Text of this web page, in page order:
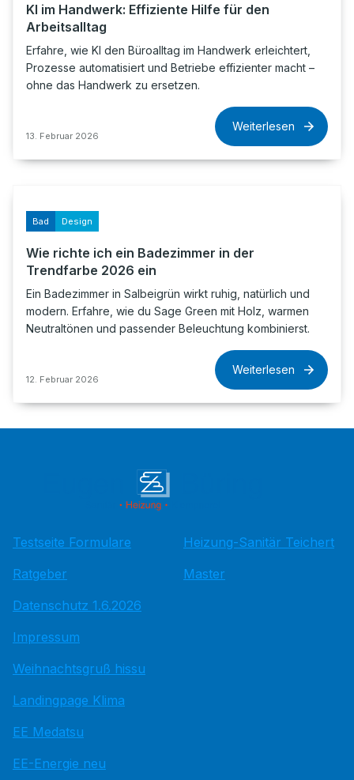
KI im Handwerk: Effiziente Hilfe für den
Arbeitsalltag
Erfahre, wie KI den Büroalltag im Handwerk erleichtert,
Prozesse automatisiert und Betriebe effizienter macht –
ohne das Handwerk zu ersetzen.
13. Februar 2026
Weiterlesen
Bad Design
Wie richte ich ein Badezimmer in der
Trendfarbe 2026 ein
Ein Badezimmer in Salbeigrün wirkt ruhig, natürlich und
modern. Erfahre, wie du Sage Green mit Holz, warmen
Neutraltönen und passender Beleuchtung kombinierst.
12. Februar 2026
Weiterlesen
Testseite Formulare
Ratgeber
Datenschutz 1.6.2026
Impressum
Weihnachtsgruß hissu
Landingpage Klima
EE Medatsu
EE-Energie neu
Heizung-Sanitär Teichert
Master